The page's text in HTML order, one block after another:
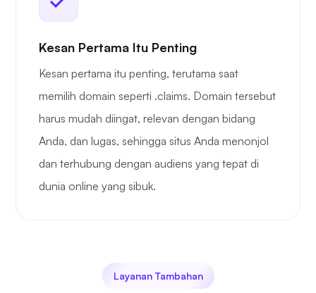
Kesan Pertama Itu Penting
Kesan pertama itu penting, terutama saat
memilih domain seperti .claims. Domain tersebut
harus mudah diingat, relevan dengan bidang
Anda, dan lugas, sehingga situs Anda menonjol
dan terhubung dengan audiens yang tepat di
dunia online yang sibuk.
Layanan Tambahan